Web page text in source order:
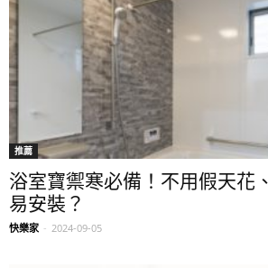
推薦
浴室寶禦寒必備！不用假天花
易安裝？
快樂家 - 2024-09-05